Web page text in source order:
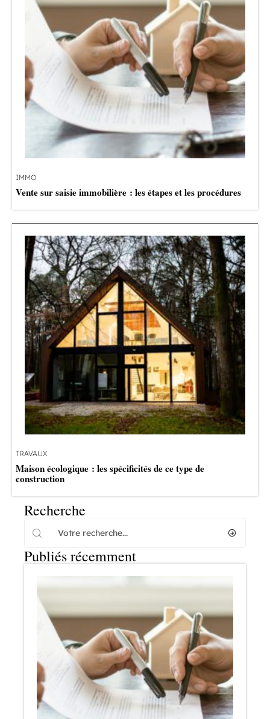
IMMO
Vente sur saisie immobilière : les étapes et les procédures
TRAVAUX
Maison écologique : les spécificités de ce type de
construction
Recherche
Publiés récemment